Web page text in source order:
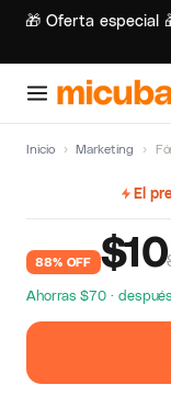
🎁 Oferta especial
Inicio › Marketing ›
El
88% OFF $10
Ahorras $70 ·